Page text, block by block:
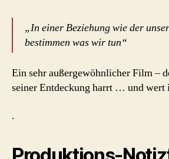
„In einer Beziehung wie der
bestimmen was wir tun“
Ein sehr außergewöhnlicher Film –
seiner Entdeckung harrt … und
.